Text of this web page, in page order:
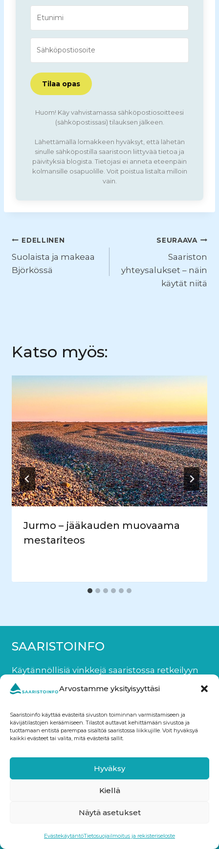
Arvostamme yksityisyyttäsi
Saaristoinfo käyttää evästeitä sivuston toiminnan varmistamiseen ja
kävijätilastojen keräämiseen. Tilastot auttavat kehittämään sivustoa ja
tuottamaan entistä parempaa sisältöä saaristossa liikkujille. Voit hyväksyä
kaikki evästeet tai valita, mitä evästeitä sallit.
Hyväksy
Kiellä
Näytä asetukset
EvästekäytäntöTietosuojailmoitus ja rekisteriseloste
Tilaa opas
Huom! Käy vahvistamassa sähköpostiosoitteesi
(sähköpostissasi) tilauksen jälkeen.
Lähettämällä lomakkeen hyväksyt, että lähetän
sinulle sähköpostilla saaristoon liittyvää tietoa ja
päivityksiä blogista. Tietojasi ei anneta eteenpäin
kolmansille osapuolille. Voit poistua listalta milloin
vain.
Artikkelien
selaus
EDELLINEN
Suolaista ja makeaa
Björkössä
SEURAAVA
Saariston
yhteysalukset – näin
käytät niitä
Katso myös:
Jurmo – jääkauden muovaama
mestariteos
SAARISTOINFO
Käytännöllisiä vinkkejä saaristossa retkeilyyn
saaristomerellä ja Ahvenanmaalla.
PIKALINKIT
Ohjeet yhteysalusten käyttöön
Saaristomeren kohteita
Ahvenanmaan kohteita